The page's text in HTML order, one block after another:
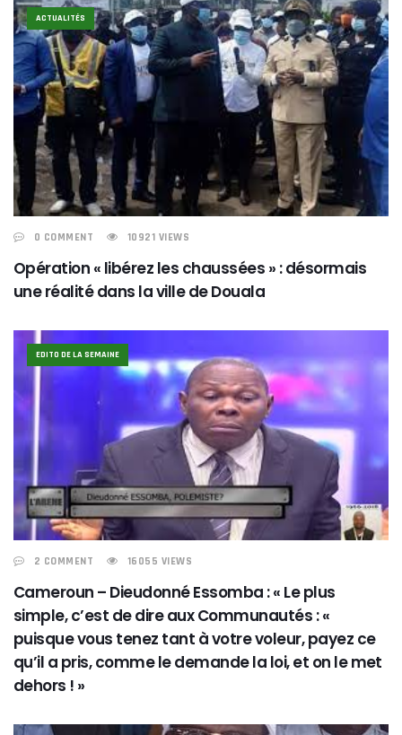
ACTUALITÉS
0 COMMENT 10921 VIEWS
Opération « libérez les chaussées » : désormais
une réalité dans la ville de Douala
EDITO DE LA SEMAINE
2 COMMENT 16055 VIEWS
Cameroun – Dieudonné Essomba : « Le plus
simple, c’est de dire aux Communautés : «
puisque vous tenez tant à votre voleur, payez ce
qu’il a pris, comme le demande la loi, et on le met
dehors ! »